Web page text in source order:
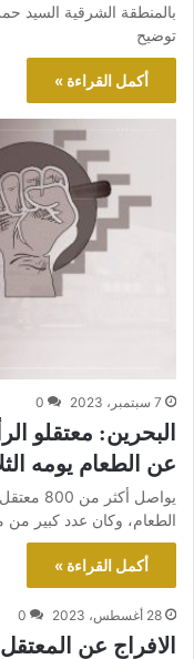
بالمنطقة الشرقية السيد
توضيح
أكمل القراءة »
7 سبتمبر، 2023 0
البحرين: معتقلو
عن الطعام يومه
يواصل
الطعام، وكان عدد كبير من
أكمل القراءة »
28 أغسطس، 2023 0
الافراج عن